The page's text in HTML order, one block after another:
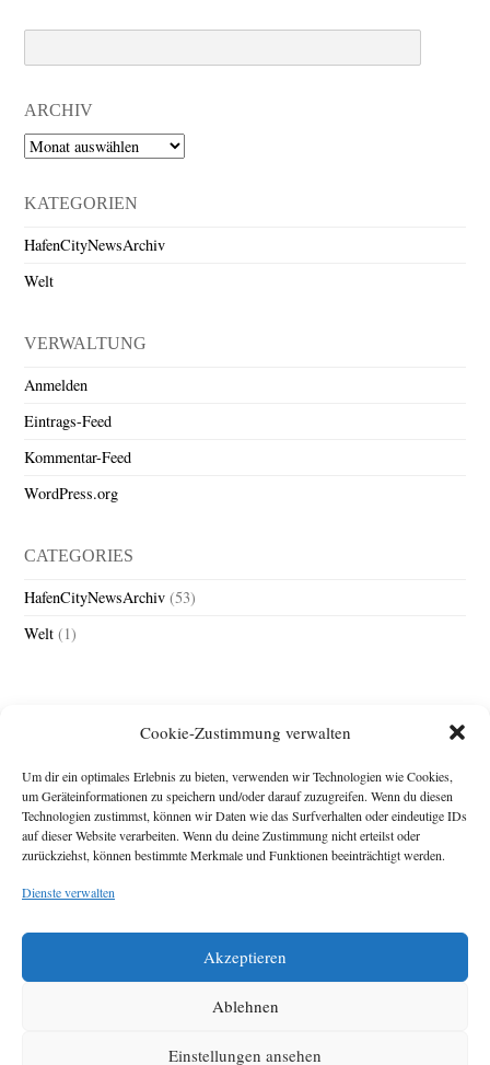
Cookie-Zustimmung verwalten
Um dir ein optimales Erlebnis zu bieten, verwenden wir Technologien wie Cookies,
um Geräteinformationen zu speichern und/oder darauf zuzugreifen. Wenn du diesen
Technologien zustimmst, können wir Daten wie das Surfverhalten oder eindeutige IDs
auf dieser Website verarbeiten. Wenn du deine Zustimmung nicht erteilst oder
zurückziehst, können bestimmte Merkmale und Funktionen beeinträchtigt werden.
Dienste verwalten
Akzeptieren
Ablehnen
Einstellungen ansehen
ARCHIV
Archiv
KATEGORIEN
HafenCityNewsArchiv
Welt
VERWALTUNG
Anmelden
Eintrags-Feed
Kommentar-Feed
WordPress.org
CATEGORIES
HafenCityNewsArchiv (53)
Welt (1)
Impressum
Michael Baden,
Diese Webseite stellt
zehn Jahre der